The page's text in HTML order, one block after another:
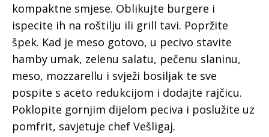
kompaktne smjese. Oblikujte burgere i
ispecite ih na roštilju ili grill tavi. Popržite
špek. Kad je meso gotovo, u pecivo stavite
hamby umak, zelenu salatu, pečenu slaninu,
meso, mozzarellu i svježi bosiljak te sve
pospite s aceto redukcijom i dodajte rajčicu.
Poklopite gornjim dijelom peciva i poslužite uz
pomfrit, savjetuje chef Vešligaj.